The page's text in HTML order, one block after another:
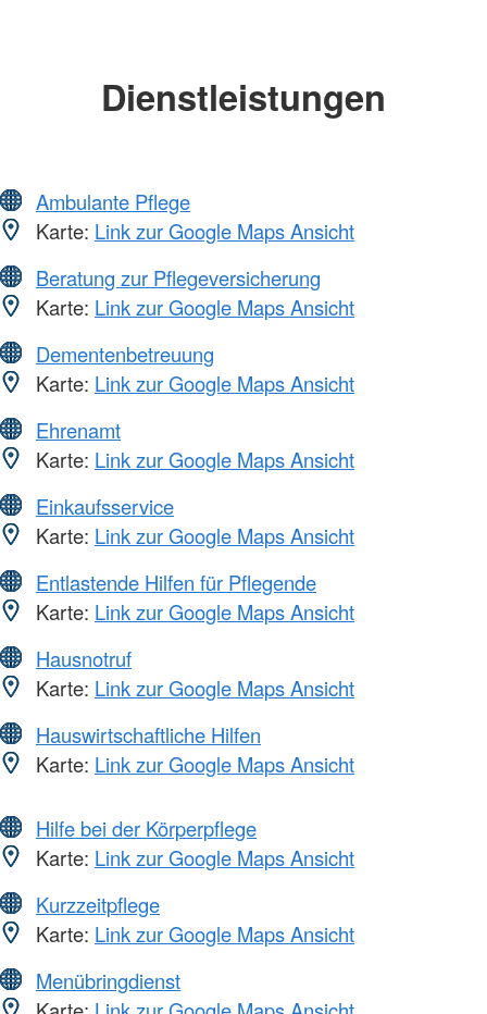
Dienstleistungen
Ambulante Pflege
Karte: Link zur Google Maps Ansicht
Beratung zur Pflegeversicherung
Karte: Link zur Google Maps Ansicht
Dementenbetreuung
Karte: Link zur Google Maps Ansicht
Ehrenamt
Karte: Link zur Google Maps Ansicht
Einkaufsservice
Karte: Link zur Google Maps Ansicht
Entlastende Hilfen für Pflegende
Karte: Link zur Google Maps Ansicht
Hausnotruf
Karte: Link zur Google Maps Ansicht
Hauswirtschaftliche Hilfen
Karte: Link zur Google Maps Ansicht
Hilfe bei der Körperpflege
Karte: Link zur Google Maps Ansicht
Kurzzeitpflege
Karte: Link zur Google Maps Ansicht
Menübringdienst